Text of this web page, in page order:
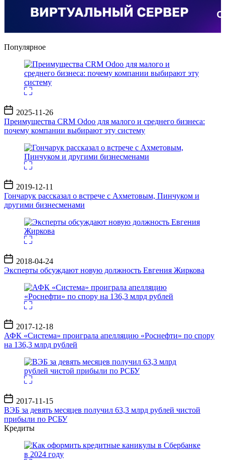
Популярное
Дата
записи
2025-11-26
Преимущества CRM Odoo для малого и среднего бизнеса:
почему компании выбирают эту систему
Дата
записи
2019-12-11
Гончарук рассказал о встрече с Ахметовым, Пинчуком и
другими бизнесменами
Дата
записи
2018-04-24
Эксперты обсуждают новую должность Евгения Жиркова
Дата
записи
2017-12-18
АФК «Система» проиграла апелляцию «Роснефти» по спору
на 136,3 млрд рублей
Дата
записи
2017-11-15
ВЭБ за девять месяцев получил 63,3 млрд рублей чистой
прибыли по РСБУ
Кредиты